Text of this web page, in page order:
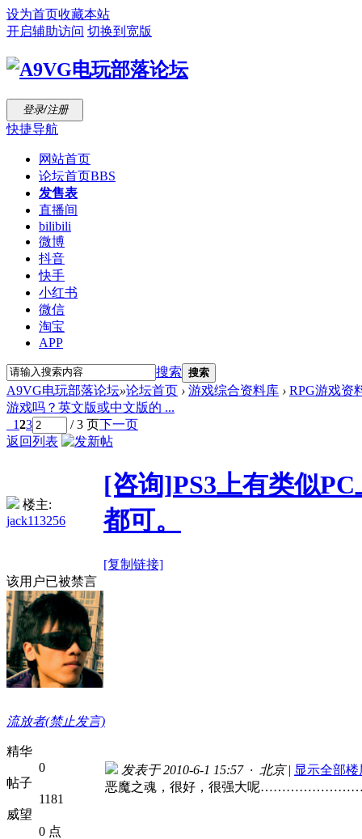
设为首页收藏本站
开启辅助访问 切换到宽版
登录/注册
快捷导航
网站首页
论坛首页BBS
发售表
直播间
bilibili
微博
抖音
快手
小红书
微信
淘宝
APP
搜索 搜索
A9VG电玩部落论坛»论坛首页 › 游戏综合资料库 › RPG游戏资
游戏吗？英文版或中文版的 ...
123 / 3 页下一页
返回列表
楼主:
jack113256
[咨询]PS3上有类似
都可。
[复制链接]
该用户已被禁言
流放者(禁止发言)
精华
0
帖子
1181
威望
0 点
发表于 2010-6-1 15:57 · 北京 | 显示全部楼
恶魔之魂，很好，很强大呢